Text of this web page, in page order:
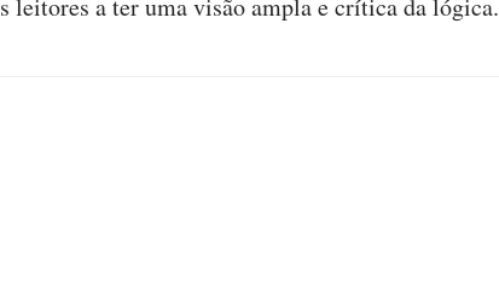
leitores a ter uma visão ampla e crítica da lógica.